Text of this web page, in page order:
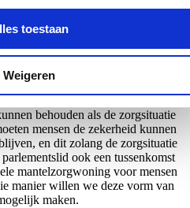
toestaan
Weigeren
in een bijgebouw bij een
unit in de tuin. De
daar nu bij voorziet (3 jaar, één
veel geïnteresseerden echter
van nabije zorg. Vlaams
er daarom voor om
de garantie te geven om de
behouden als de zorgsituatie
mensen de zekerheid kunnen
en dit zolang de zorgsituatie
ook een tussenkomst
mantelzorgwoning voor mensen
manier willen we deze vorm van
maken.